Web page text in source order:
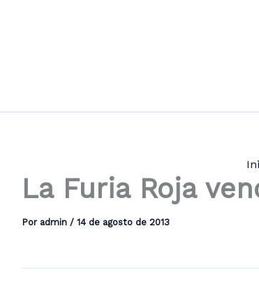
La Furia Roja
Por admin / 14 de agosto de 2013